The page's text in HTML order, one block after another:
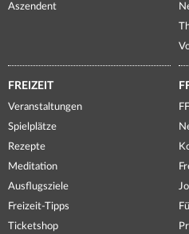
Aszendent
FREIZEIT
Veranstaltungen
Spielplätze
Rezepte
Meditation
Ausflugsziele
Freizeit-Tipps
Ticketshop